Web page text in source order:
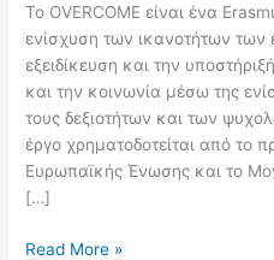
Το ΟVERCOME είναι ένα
ενίσχυση των ικανοτήτων
εξειδίκευση και την
και την κοινωνία μέσω της
τους δεξιοτήτων και των
έργο χρηματοδοτείται από το
Ευρωπαϊκής Ένωσης και το
[…]
Read More »